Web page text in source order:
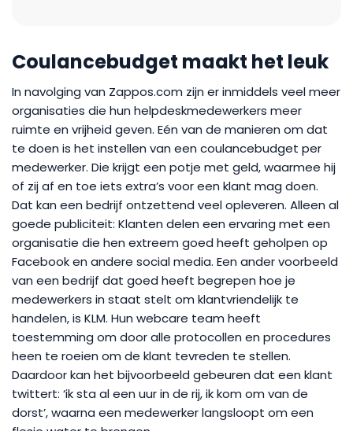
Coulancebudget maakt het leuk
In navolging van Zappos.com zijn er inmiddels veel meer
organisaties die hun helpdeskmedewerkers meer
ruimte en vrijheid geven. Eén van de manieren om dat
te doen is het instellen van een coulancebudget per
medewerker. Die krijgt een potje met geld, waarmee hij
of zij af en toe iets extra’s voor een klant mag doen.
Dat kan een bedrijf ontzettend veel opleveren. Alleen al
goede publiciteit: Klanten delen een ervaring met een
organisatie die hen extreem goed heeft geholpen op
Facebook en andere social media. Een ander voorbeeld
van een bedrijf dat goed heeft begrepen hoe je
medewerkers in staat stelt om klantvriendelijk te
handelen, is KLM. Hun webcare team heeft
toestemming om door alle protocollen en procedures
heen te roeien om de klant tevreden te stellen.
Daardoor kan het bijvoorbeeld gebeuren dat een klant
twittert: ‘ik sta al een uur in de rij, ik kom om van de
dorst’, waarna een medewerker langsloopt om een